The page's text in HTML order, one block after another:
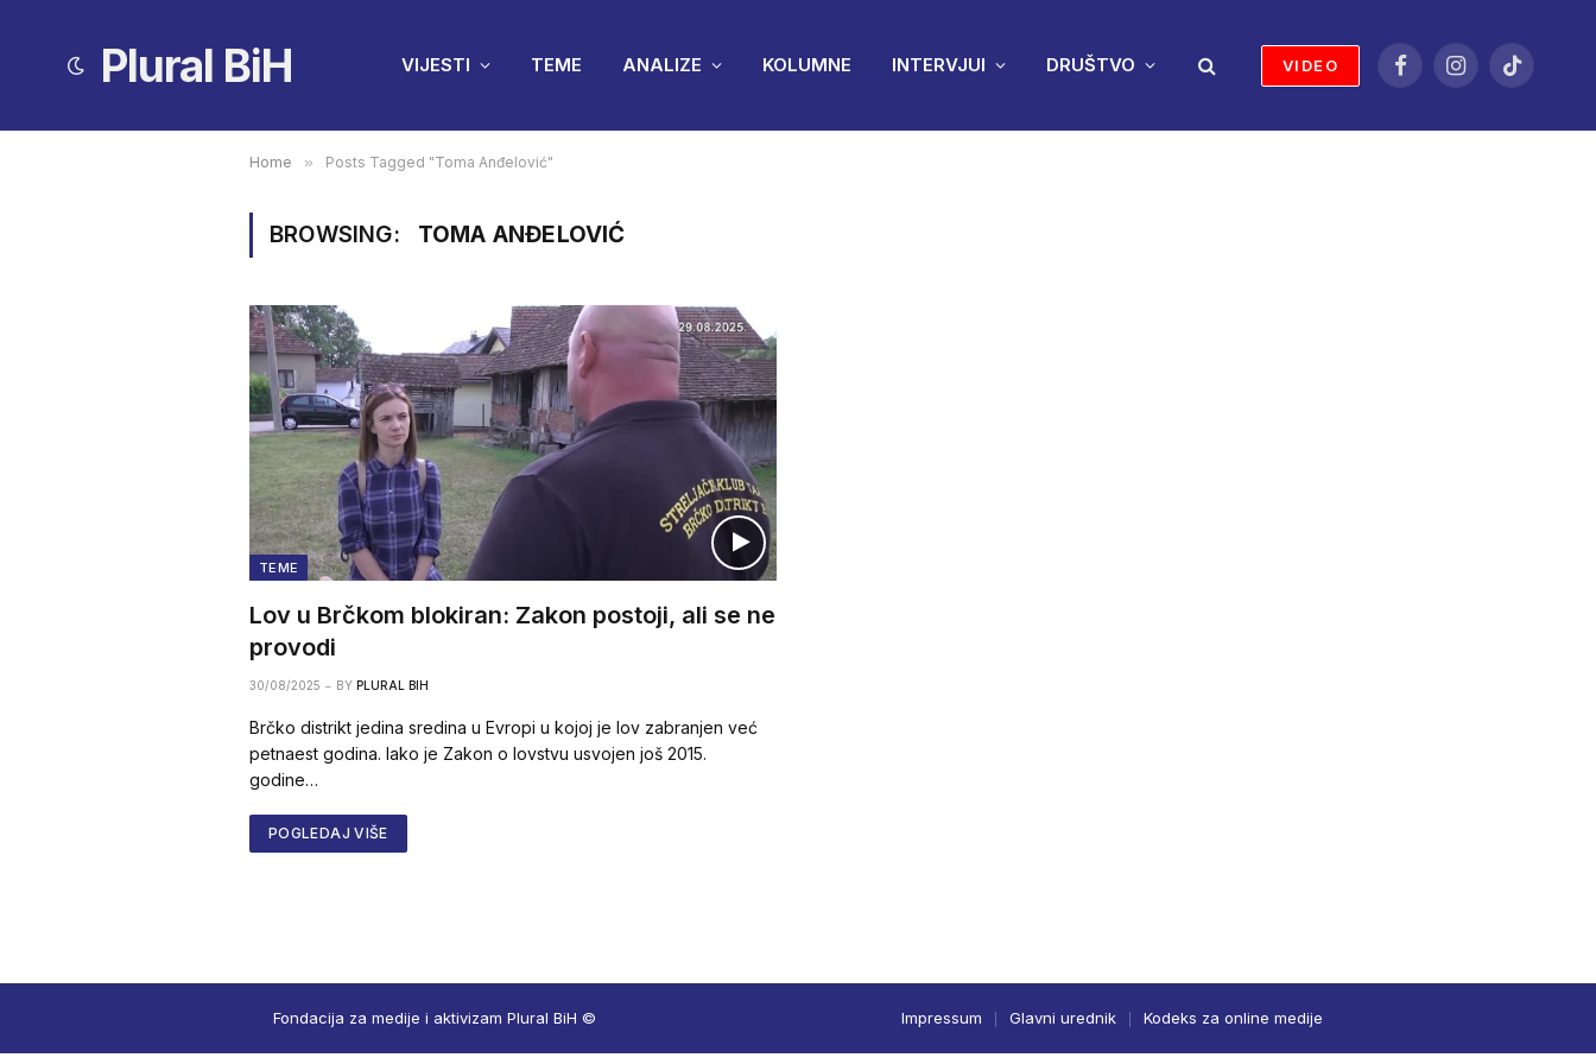
Plural BiH VIJESTI TEME ANALIZE KOLUMNE INTERVJUI DRUŠTVO VIDEO
FacebookInstagramTikTok
Home » Posts Tagged "Toma Anđelović"
BROWSING: TOMA ANĐELOVIĆ
TEME
Lov u Brčkom blokiran: Zakon postoji, ali se ne
provodi
30/08/2025 BY PLURAL BIH
Brčko distrikt jedina sredina u Evropi u kojoj je lov zabranjen već
petnaest godina. Iako je Zakon o lovstvu usvojen još 2015.
godine…
POGLEDAJ VIŠE
Fondacija za medije i aktivizam Plural BiH © Impressum Glavni urednik Kodeks za online medije